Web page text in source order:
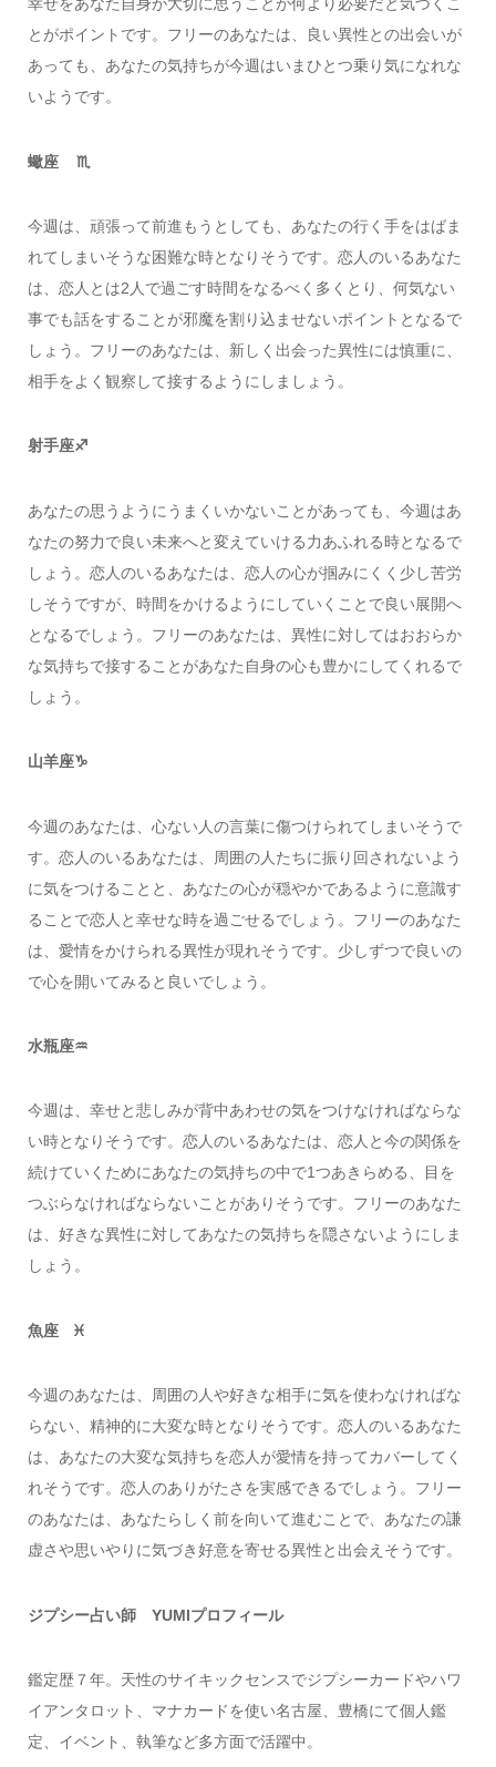
幸せをあなた自身が大切に思うことが何より必要だと気づくこ
とがポイントです。フリーのあなたは、良い異性との出会いが
あっても、あなたの気持ちが今週はいまひとつ乗り気になれな
いようです。
蠍座 ♏️
今週は、頑張って前進もうとしても、あなたの行く手をはばま
れてしまいそうな困難な時となりそうです。恋人のいるあなた
は、恋人とは2人で過ごす時間をなるべく多くとり、何気ない
事でも話をすることが邪魔を割り込ませないポイントとなるで
しょう。フリーのあなたは、新しく出会った異性には慎重に、
相手をよく観察して接するようにしましょう。
射手座♐️
あなたの思うようにうまくいかないことがあっても、今週はあ
なたの努力で良い未来へと変えていける力あふれる時となるで
しょう。恋人のいるあなたは、恋人の心が掴みにくく少し苦労
しそうですが、時間をかけるようにしていくことで良い展開へ
となるでしょう。フリーのあなたは、異性に対してはおおらか
な気持ちで接することがあなた自身の心も豊かにしてくれるで
しょう。
山羊座♑️
今週のあなたは、心ない人の言葉に傷つけられてしまいそうで
す。恋人のいるあなたは、周囲の人たちに振り回されないよう
に気をつけることと、あなたの心が穏やかであるように意識す
ることで恋人と幸せな時を過ごせるでしょう。フリーのあなた
は、愛情をかけられる異性が現れそうです。少しずつで良いの
で心を開いてみると良いでしょう。
水瓶座♒️
今週は、幸せと悲しみが背中あわせの気をつけなければならな
い時となりそうです。恋人のいるあなたは、恋人と今の関係を
続けていくためにあなたの気持ちの中で1つあきらめる、目を
つぶらなければならないことがありそうです。フリーのあなた
は、好きな異性に対してあなたの気持ちを隠さないようにしま
しょう。
魚座 ♓️
今週のあなたは、周囲の人や好きな相手に気を使わなければな
らない、精神的に大変な時となりそうです。恋人のいるあなた
は、あなたの大変な気持ちを恋人が愛情を持ってカバーしてく
れそうです。恋人のありがたさを実感できるでしょう。フリー
のあなたは、あなたらしく前を向いて進むことで、あなたの謙
虚さや思いやりに気づき好意を寄せる異性と出会えそうです。
ジプシー占い師 YUMIプロフィール
鑑定歴７年。天性のサイキックセンスでジプシーカードやハワ
イアンタロット、マナカードを使い名古屋、豊橋にて個人鑑
定、イベント、執筆など多方面で活躍中。